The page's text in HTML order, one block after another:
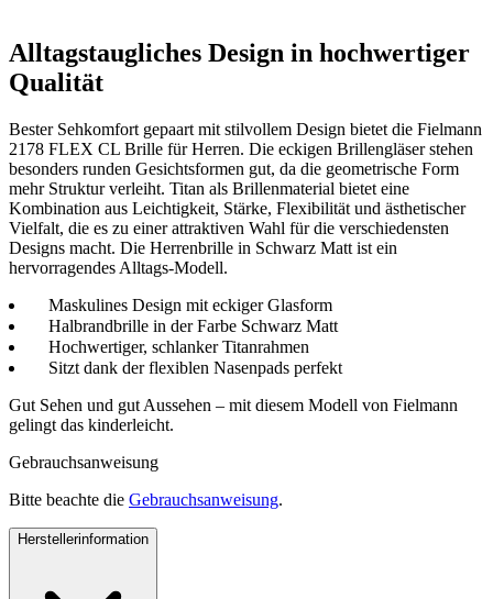
Alltagstaugliches Design in hochwertiger
Qualität
Bester Sehkomfort gepaart mit stilvollem Design bietet die Fielmann
2178 FLEX CL Brille für Herren. Die eckigen Brillengläser stehen
besonders runden Gesichtsformen gut, da die geometrische Form
mehr Struktur verleiht. Titan als Brillenmaterial bietet eine
Kombination aus Leichtigkeit, Stärke, Flexibilität und ästhetischer
Vielfalt, die es zu einer attraktiven Wahl für die verschiedensten
Designs macht. Die Herrenbrille in Schwarz Matt ist ein
hervorragendes Alltags-Modell.
Maskulines Design mit eckiger Glasform
Halbrandbrille in der Farbe Schwarz Matt
Hochwertiger, schlanker Titanrahmen
Sitzt dank der flexiblen Nasenpads perfekt
Gut Sehen und gut Aussehen – mit diesem Modell von Fielmann
gelingt das kinderleicht.
Gebrauchsanweisung
Bitte beachte die Gebrauchsanweisung.
Herstellerinformation